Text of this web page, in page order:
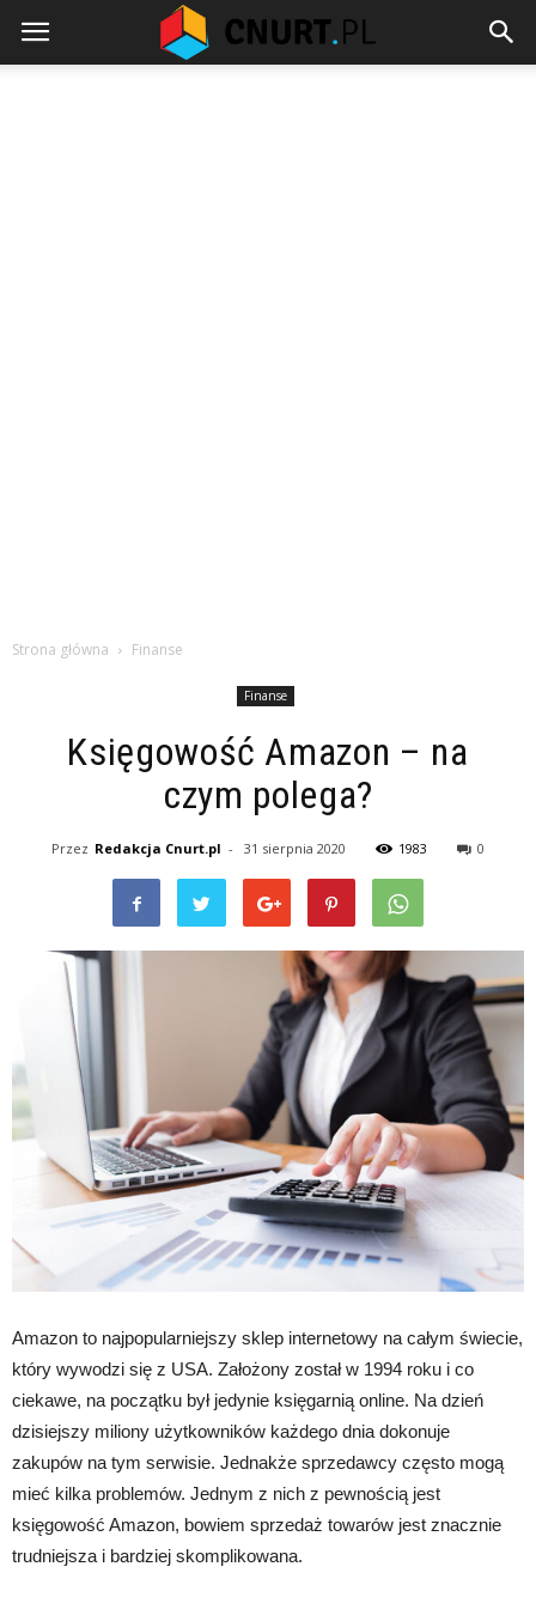
Strona główna Finanse
Finanse
Księgowość Amazon – na
czym polega?
Przez Redakcja Cnurt.pl - 31 sierpnia 2020 1983 0
Amazon to najpopularniejszy sklep internetowy na całym świecie,
który wywodzi się z USA. Założony został w 1994 roku i co
ciekawe, na początku był jedynie księgarnią online. Na dzień
dzisiejszy miliony użytkowników każdego dnia dokonuje
zakupów na tym serwisie. Jednakże sprzedawcy często mogą
mieć kilka problemów. Jednym z nich z pewnością jest
księgowość Amazon, bowiem sprzedaż towarów jest znacznie
trudniejsza i bardziej skomplikowana.